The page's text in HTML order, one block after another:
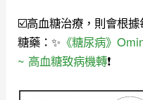
☑️高血糖治療，則會根
糖藥：✨ 《糖尿病》
~ 高血糖致病機轉❗️